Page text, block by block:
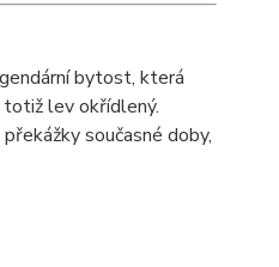
bytost, která
totiž lev okřídlený.
současné doby,